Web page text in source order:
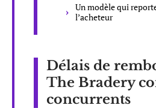
Un modèle qui
l’acheteur
Délais de
The Bradery
concurrents